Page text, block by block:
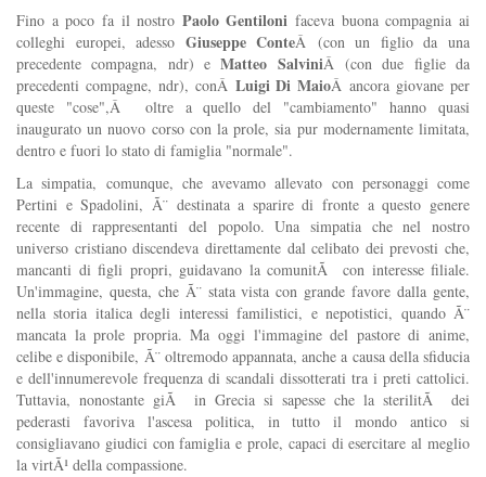
Fino a poco fa il nostro Paolo Gentiloni faceva buona compagnia ai
colleghi europei, adesso Giuseppe ConteÂ (con un figlio da una
precedente compagna, ndr) eMatteo SalviniÂ (con due figlie da
precedenti compagne, ndr), conÂ Luigi Di MaioÂ ancora giovane per
queste "cose",Â oltre a quello del "cambiamento" hanno quasi
inaugurato un nuovo corso con la prole, sia pur modernamente limitata,
dentro e fuori lo stato di famiglia "normale".
La simpatia, comunque, che avevamo allevato con personaggi come
Pertini e Spadolini, Ã¨ destinata a sparire di fronte a questo genere
recente di rappresentanti del popolo. Una simpatia che nel nostro
universo cristiano discendeva direttamente dal celibato dei prevosti che,
mancanti di figli propri, guidavano la comunitÃ con interesse filiale.
Un'immagine, questa, che Ã¨ stata vista con grande favore dalla gente,
nella storia italica degli interessi familistici, e nepotistici, quando Ã¨
mancata la prole propria. Ma oggi l'immagine del pastore di anime,
celibe e disponibile, Ã¨ oltremodo appannata, anche a causa della sfiducia
e dell'innumerevole frequenza di scandali dissotterati tra i preti cattolici.
Tuttavia, nonostante giÃ in Grecia si sapesse che la sterilitÃ dei
pederasti favoriva l'ascesa politica, in tutto il mondo antico si
consigliavano giudici con famiglia e prole, capaci di esercitare al meglio
la virtÃ¹ della compassione.